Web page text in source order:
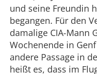
und seine Freundin
begangen. Für den
damalige CIA-Mann
Wochenende in
andere Passage in
heißt es, dass im